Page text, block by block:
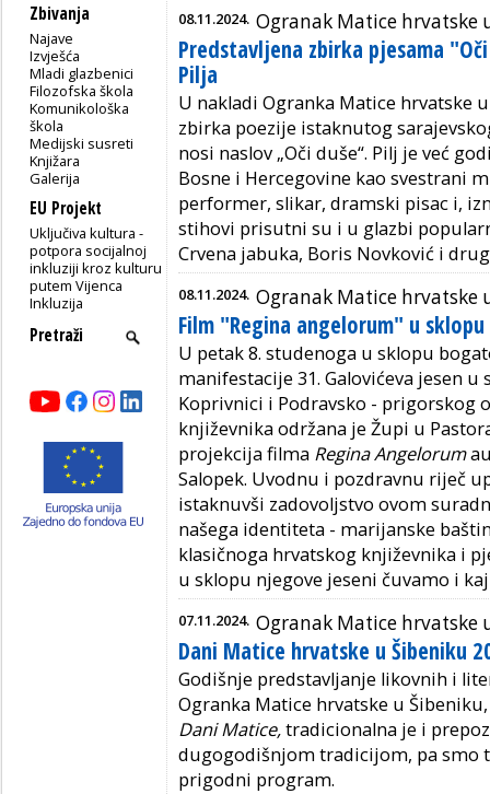
Zbivanja
Najave
Izvješća
Mladi glazbenici
Filozofska škola
Komunikološka
škola
Medijski susreti
Knjižara
Galerija
EU Projekt
Uključiva kultura -
potpora socijalnoj
inkluziji kroz kulturu
putem Vijenca
Inkluzija
08.11.2024. Ogranak Matice hrvatske
Predstavljena zbirka pjesama
Pilja
U nakladi Ogranka Matice hrvatske
zbirka poezije istaknutog
nosi naslov „Oči duše“. Pilj je već
Bosne i Hercegovine kao svestrani
performer, slikar, dramski pisac i,
stihovi prisutni su i u glazbi
Crvena jabuka, Boris Novković i
08.11.2024. Ogranak Matice hrvatske
Film "Regina angelorum" u
U petak 8. studenoga u sklopu
manifestacije 31. Galovićeva jesen
Koprivnici i Podravsko - prigorskog
književnika održana je Župi u
projekcija filma Regina Angelorum
Salopek. Uvodnu i pozdravnu riječ
istaknuvši zadovoljstvo ovom
našega identiteta - marijanske
klasičnoga hrvatskog književnika i
u sklopu njegove jeseni čuvamo i
07.11.2024. Ogranak Matice hrvatske
Dani Matice hrvatske u Šibeniku
Godišnje predstavljanje likovnih i
Ogranka Matice hrvatske u
Dani Matice,tradicionalna je i
dugogodišnjom tradicijom, pa smo
prigodni program.